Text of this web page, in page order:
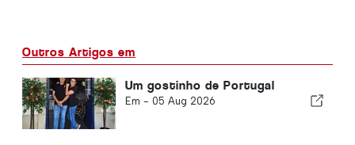
Outros Artigos em
Um gostinho de Portugal
Em - 05 Aug 2026